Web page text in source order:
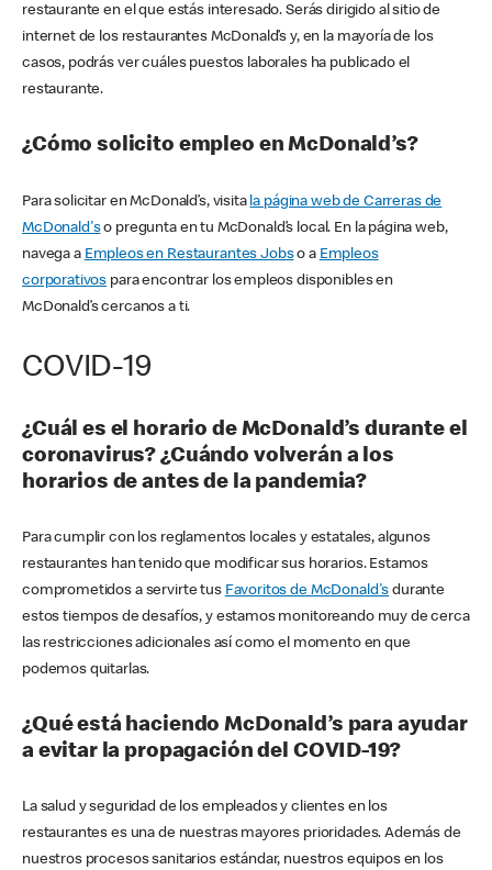
restaurante en el que estás interesado. Serás dirigido al sitio de
internet de los restaurantes McDonald’s y, en la mayoría de los
casos, podrás ver cuáles puestos laborales ha publicado el
restaurante.
¿Cómo solicito empleo en McDonald’s?
Para solicitar en McDonald’s, visita la página web de Carreras de
McDonald'so pregunta en tu McDonald’s local. En la página web,
navega a Empleos en Restaurantes Jobso a Empleos
corporativos para encontrar los empleos disponibles en
McDonald’s cercanos a ti.
COVID-19
¿Cuál es el horario de McDonald’s durante el
coronavirus? ¿Cuándo volverán a los
horarios de antes de la pandemia?
Para cumplir con los reglamentos locales y estatales, algunos
restaurantes han tenido que modificar sus horarios. Estamos
comprometidos a servirte tus Favoritos de McDonald's durante
estos tiempos de desafíos, y estamos monitoreando muy de cerca
las restricciones adicionales así como el momento en que
podemos quitarlas.
¿Qué está haciendo McDonald’s para ayudar
a evitar la propagación del COVID-19?
La salud y seguridad de los empleados y clientes en los
restaurantes es una de nuestras mayores prioridades. Además de
nuestros procesos sanitarios estándar, nuestros equipos en los